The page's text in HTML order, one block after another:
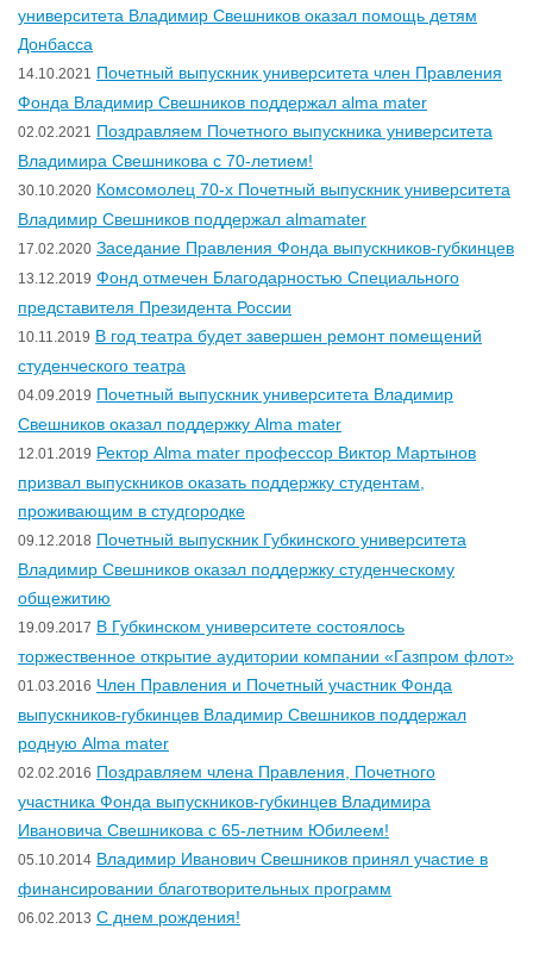
университета Владимир Свешников оказал помощь детям
Донбасса
14.10.2021 Почетный выпускник университета член Правления
Фонда Владимир Свешников поддержал alma mater
02.02.2021 Поздравляем Почетного выпускника университета
Владимира Свешникова с 70-летием!
30.10.2020 Комсомолец 70-х Почетный выпускник университета
Владимир Свешников поддержал almamater
17.02.2020 Заседание Правления Фонда выпускников-губкинцев
13.12.2019 Фонд отмечен Благодарностью Специального
представителя Президента России
10.11.2019 В год театра будет завершен ремонт помещений
студенческого театра
04.09.2019 Почетный выпускник университета Владимир
Свешников оказал поддержку Alma mater
12.01.2019 Ректор Alma mater профессор Виктор Мартынов
призвал выпускников оказать поддержку студентам,
проживающим в студгородке
09.12.2018 Почетный выпускник Губкинского университета
Владимир Свешников оказал поддержку студенческому
общежитию
19.09.2017 В Губкинском университете состоялось
торжественное открытие аудитории компании «Газпром флот»
01.03.2016 Член Правления и Почетный участник Фонда
выпускников-губкинцев Владимир Свешников поддержал
родную Alma mater
02.02.2016 Поздравляем члена Правления, Почетного
участника Фонда выпускников-губкинцев Владимира
Ивановича Свешникова c 65-летним Юбилеем!
05.10.2014 Владимир Иванович Свешников принял участие в
финансировании благотворительных программ
06.02.2013 C днем рождения!